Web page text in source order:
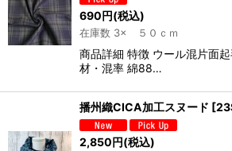
690円(税込)
在庫数 3× ５０ｃｍ
商品詳細 特徴 ウール混片面
材・混率 綿88…
播州織CICA加工スヌード [
2,850円(税込)